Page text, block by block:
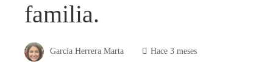
familia.
García Herrera Marta Hace 3 meses